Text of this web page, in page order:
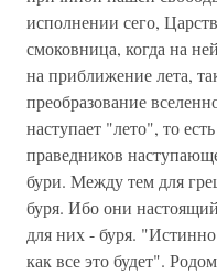
исполнении сего,
смоковница, когда на
на приближение лета,
преобразование
наступает "лето", то
праведников
бури. Между тем для
буря. Ибо они
для них - буря.
как все это будет".